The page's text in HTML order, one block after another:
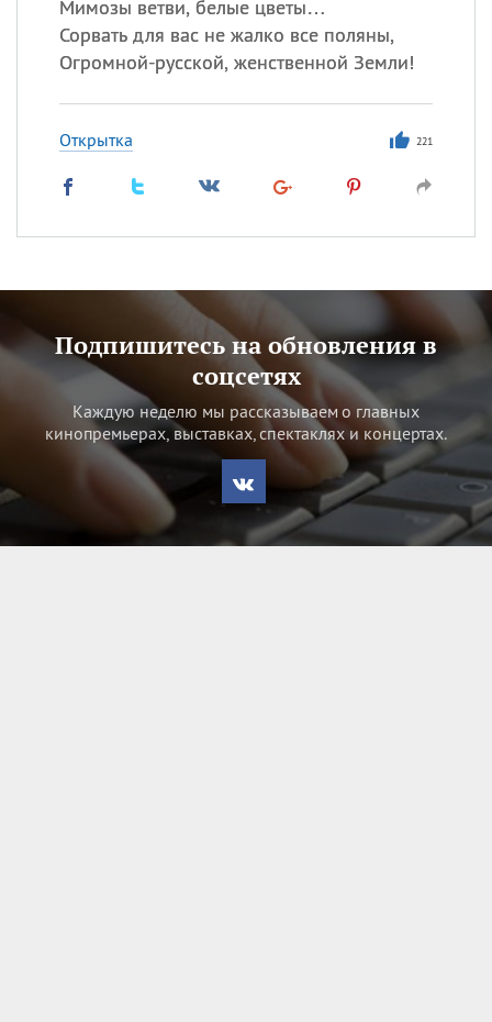
Мимозы ветви, белые цветы…
Сорвать для вас не жалко все поляны,
Огромной-русской, женственной Земли!
Открытка 221
Подпишитесь на обновления в
соцсетях
Каждую неделю мы рассказываем о главных
кинопремьерах, выставках, спектаклях и концертах.